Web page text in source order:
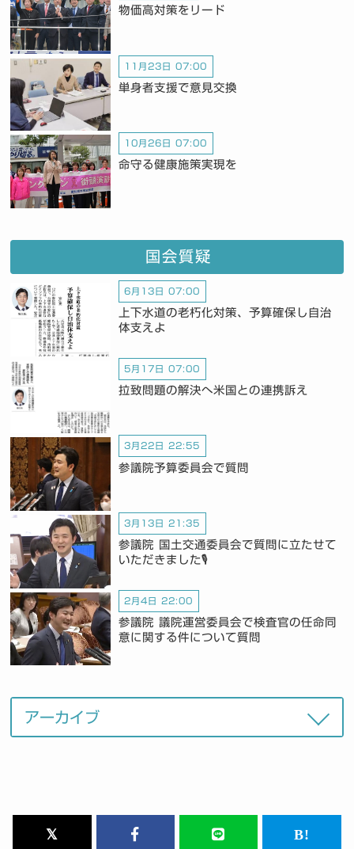
物価高対策をリード
11月23日 07:00
単身者支援で意見交換
10月26日 07:00
命守る健康施策実現を
国会質疑
6月13日 07:00
上下水道の老朽化対策、予算確保し自治
体支えよ
5月17日 07:00
拉致問題の解決へ米国との連携訴え
3月22日 22:55
参議院予算委員会で質問
3月13日 21:35
参議院 国土交通委員会で質問に立たせて
いただきました🎙️
2月4日 22:00
参議院 議院運営委員会で検査官の任命同
意に関する件について質問